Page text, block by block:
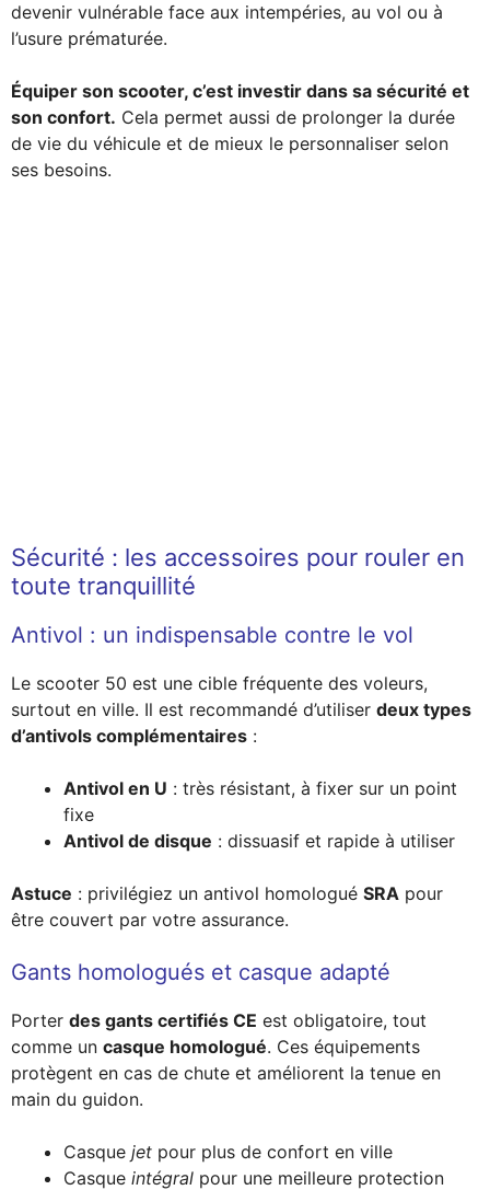
devenir vulnérable face aux intempéries, au vol ou à
l’usure prématurée.
Équiper son scooter, c’est investir dans sa sécurité et
son confort. Cela permet aussi de prolonger la durée
de vie du véhicule et de mieux le personnaliser selon
ses besoins.
Sécurité : les accessoires pour rouler en
toute tranquillité
Antivol : un indispensable contre le vol
Le scooter 50 est une cible fréquente des voleurs,
surtout en ville. Il est recommandé d’utiliser deux types
d’antivols complémentaires :
Antivol en U : très résistant, à fixer sur un point
fixe
Antivol de disque : dissuasif et rapide à utiliser
Astuce : privilégiez un antivol homologué SRA pour
être couvert par votre assurance.
Gants homologués et casque adapté
Porter des gants certifiés CE est obligatoire, tout
comme un casque homologué. Ces équipements
protègent en cas de chute et améliorent la tenue en
main du guidon.
Casque jet pour plus de confort en ville
Casque intégral pour une meilleure protection